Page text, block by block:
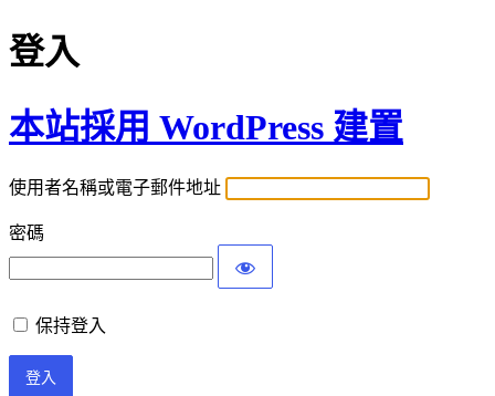
登入
本站採用 WordPress 建置
使用者名稱或電子郵件地址
密碼
保持登入